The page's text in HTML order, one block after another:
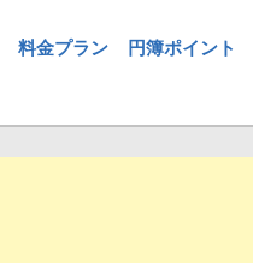
料金プラン 円簿ポイント